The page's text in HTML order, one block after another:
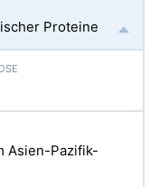
Proteine
Asien-Pazifik-